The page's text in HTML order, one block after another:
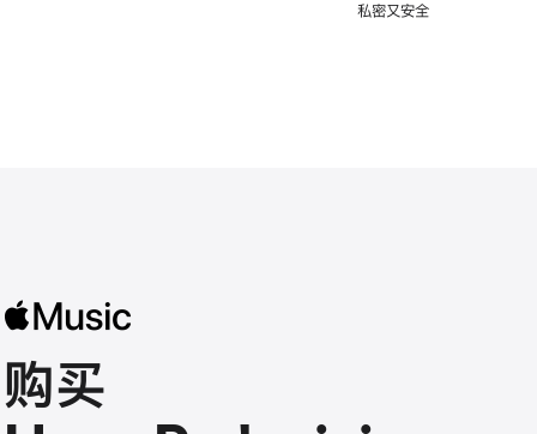
私密又安全
购买